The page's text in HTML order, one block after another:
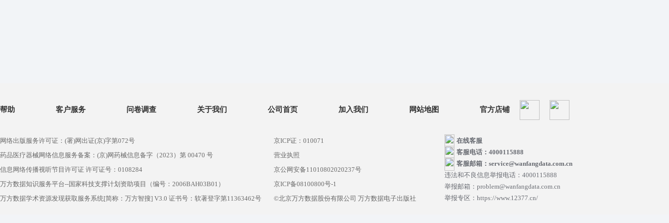
帮助 客户服务 问卷调查 关于我们 公司首页 加入我们 网站地图 官方店铺
网络出版服务许可证：(署)网出证(京)字第072号
药品医疗器械网络信息服务备案：(京)网药械信息备字（2023）第 00470 号
信息网络传播视听节目许可证 许可证号：0108284
万方数据知识服务平台--国家科技支撑计划资助项目（编号：2006BAH03B01）
万方数据学术资源发现获取服务系统[简称：万方智搜] V3.0 证书号：软著登字第11363462号
京ICP证：010071
营业执照
京公网安备11010802020237号
京ICP备08100800号-1
©北京万方数据股份有限公司 万方数据电子出版社
在线客服
客服电话：4000115888
客服邮箱：service@wanfangdata.com.cn
违法和不良信息举报电话：4000115888
举报邮箱：problem@wanfangdata.com.cn
举报专区：https://www.12377.cn/